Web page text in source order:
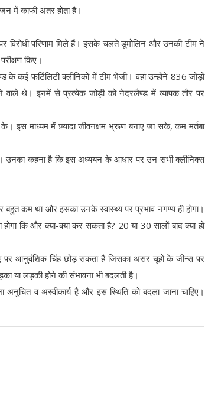
में काफी अंतर होता है।
विरोधी परिणाम मिले हैं। इसके चलते डूमोलिन और उनकी टीम ने
किए।
के कई फर्टिलिटी क्लीनिकों में टीम भेजी। वहां उन्होंने 836 जोड़ों
थे। इनमें से प्रत्येक जोड़ी को नेदरलैण्ड में व्यापक तौर पर
इस माध्यम में ज़्यादा जीवनक्षम भ्रूण बनाए जा सके, कम मर्तबा
उनका कहना है कि इस अध्ययन के आधार पर उन सभी क्लीनिक्स
कम था और इसका उनके स्वास्थ्य पर प्रभाव नगण्य ही होगा।
कि और क्या-क्या कर सकता है? 20 या 30 सालों बाद क्या हो
पर आनुवंशिक चिंह छोड़ सकता है जिसका असर चूहों के जीन्स पर
या लड़की होने की संभावना भी बदलती है।
अनुचित व अस्वीकार्य है और इस स्थिति को बदला जाना चाहिए।